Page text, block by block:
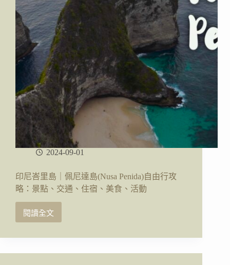
2024-09-01
印尼峇里島｜佩尼達島(Nusa Penida)自由行攻
略：景點、交通、住宿、美食、活動
閱讀全文
印
峇